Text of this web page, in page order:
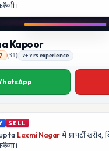
Kapoor
(31) 7+ Yrs experience
SELL
Laxmi Nagar में प्रापर्टी